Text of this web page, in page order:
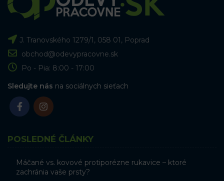
J. Tranovského 1279/1, 058 01, Poprad
obchod@odevypracovne.sk
Po - Pia: 8:00 - 17:00
Sledujte nás na sociálnych sieťach
POSLEDNÉ ČLÁNKY
Máčané vs. kovové protiporézne rukavice – ktoré
zachránia vaše prsty?